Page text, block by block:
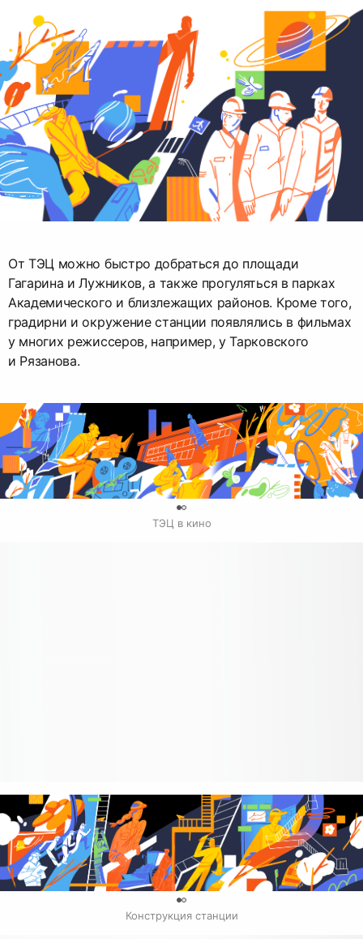
От ТЭЦ можно быстро добраться до площади
Гагарина и Лужников, а также прогуляться в парках
Академического и близлежащих районов. Кроме того,
градирни и окружение станции появлялись в фильмах
у многих режиссеров, например, у Тарковского
и Рязанова.
ТЭЦ в кино
Конструкция станции